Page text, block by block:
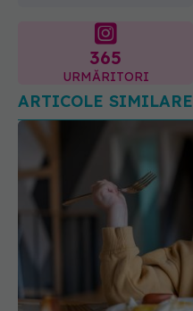
365
URMĂRITORI
ARTICOLE SIMILARE